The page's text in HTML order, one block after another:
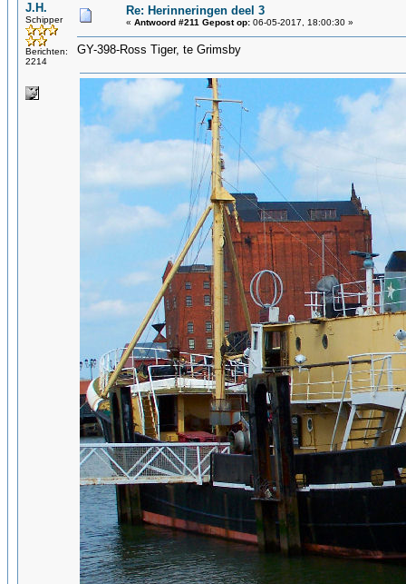
J.H.
Schipper
Berichten:
2214
Re: Herinneringen deel 3
« Antwoord #211 Gepost op: 06-05-2017, 18:00:30 »
GY-398-Ross Tiger, te Grimsby